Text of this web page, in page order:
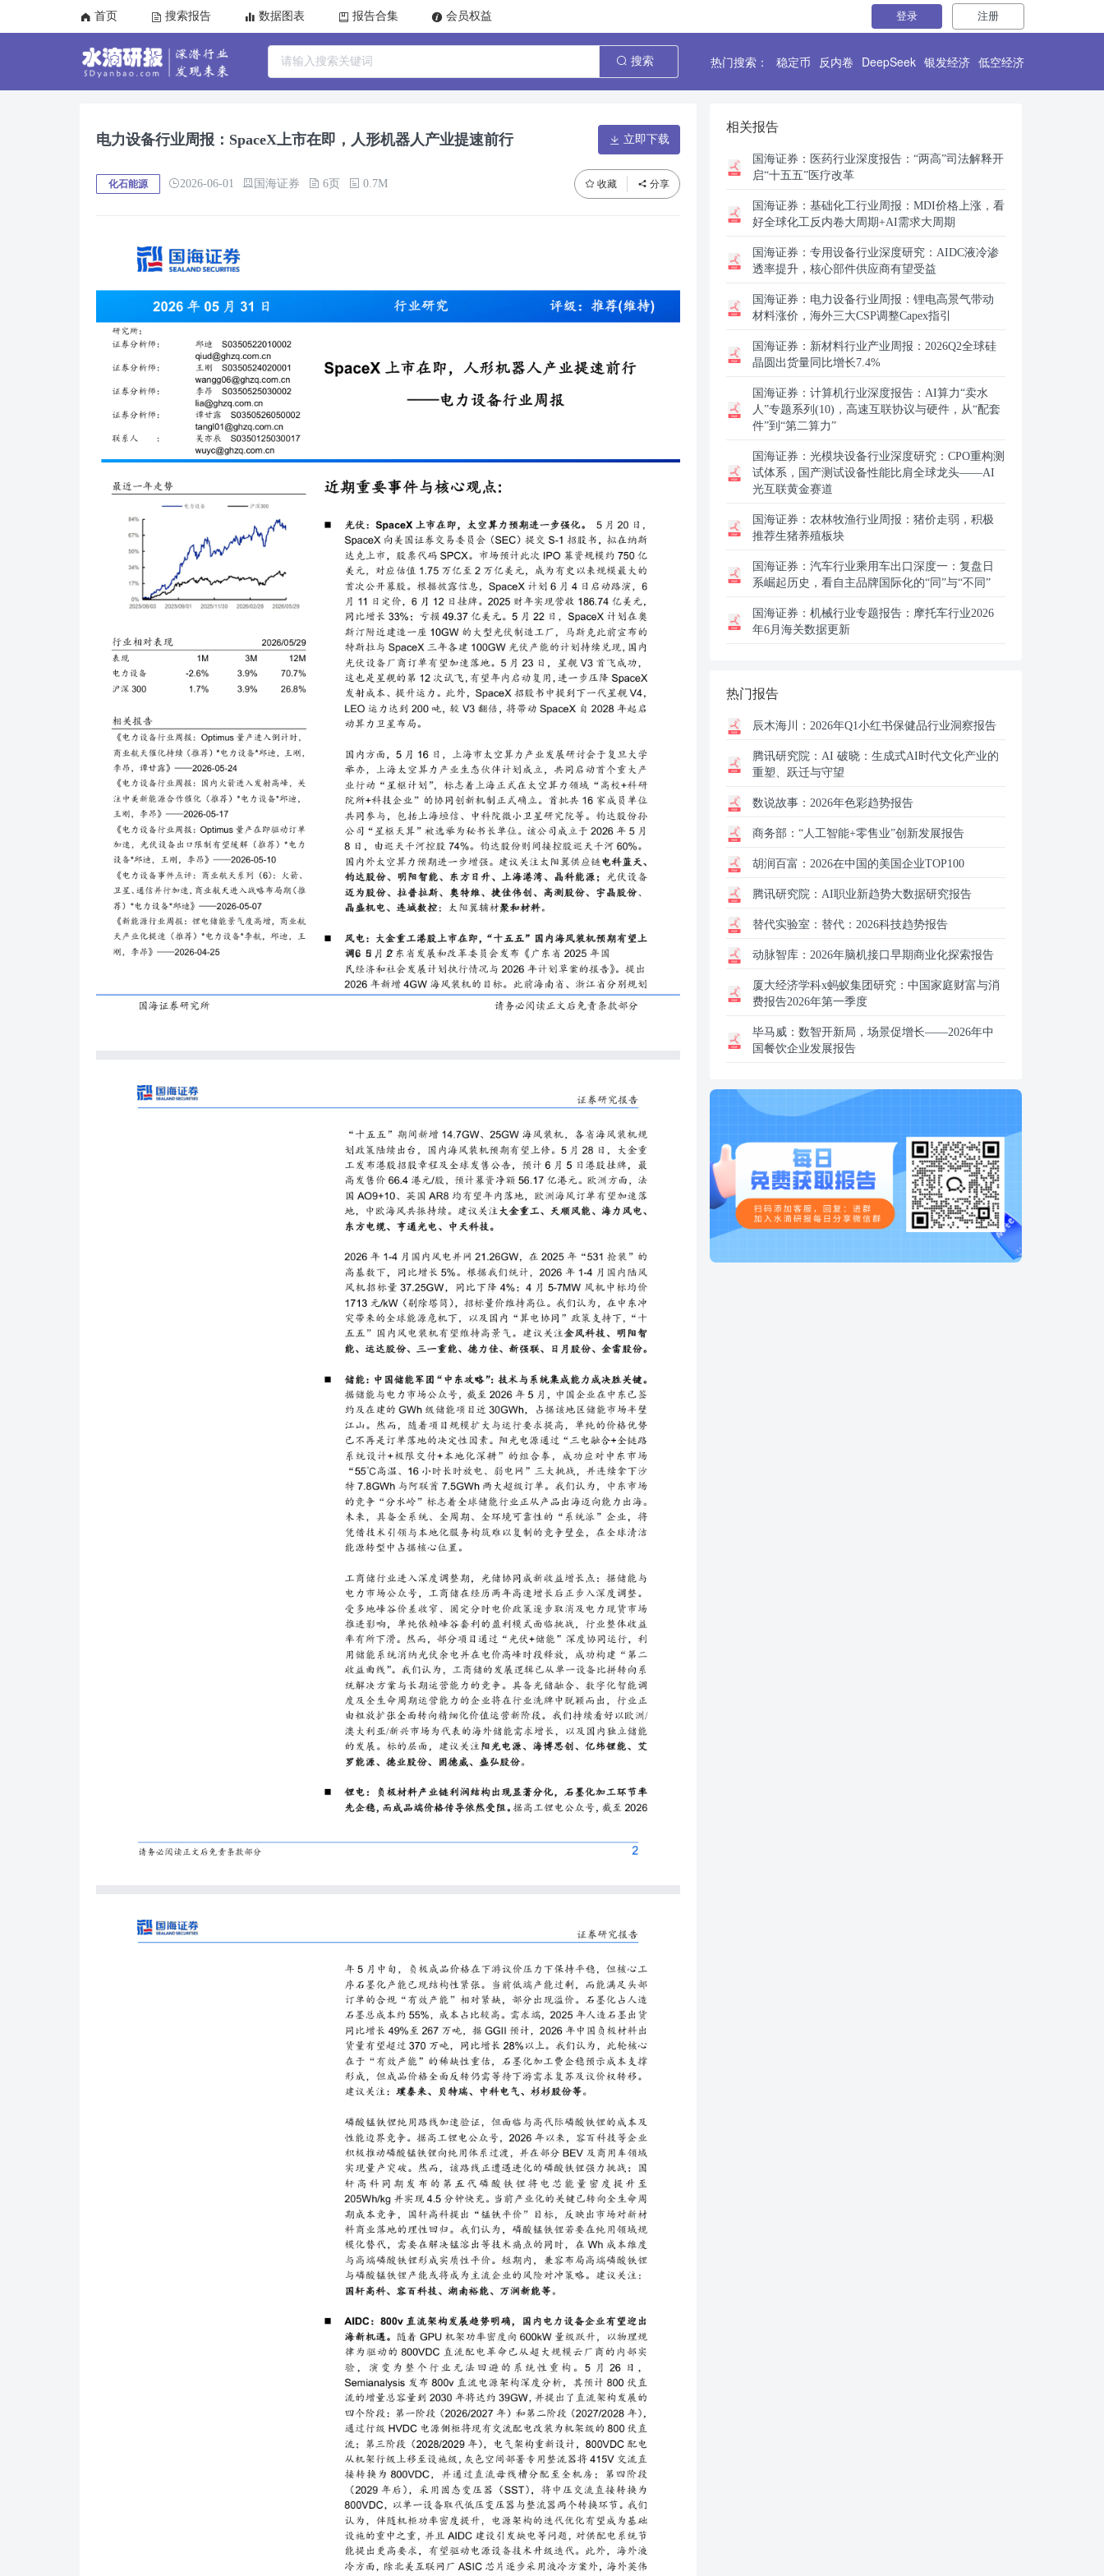
首页 搜索报告 数据图表 报告合集 会员权益 登录 注册
搜索 热门搜索： 稳定币 反内卷 DeepSeek 银发经济 低空经济
电力设备行业周报：SpaceX上市在即，人形机器人产业提速前行 立即下载
化石能源 2026-06-01 国海证券 6页 0.7M 收藏 分享
相关报告
国海证券： 医药行业深度报告：“两高”司法解释开
启“十五五”医疗改革
国海证券： 基础化工行业周报：MDI价格上涨，看
好全球化工反内卷大周期+AI需求大周期
国海证券： 专用设备行业深度研究：AIDC液冷渗
透率提升，核心部件供应商有望受益
国海证券： 电力设备行业周报：锂电高景气带动
材料涨价，海外三大CSP调整Capex指引
国海证券： 新材料行业产业周报：2026Q2全球硅
晶圆出货量同比增长7.4%
国海证券： 计算机行业深度报告：AI算力“卖水
人”专题系列(10)，高速互联协议与硬件，从“配套
件”到“第二算力”
国海证券： 光模块设备行业深度研究：CPO重构测
试体系，国产测试设备性能比肩全球龙头——AI
光互联黄金赛道
国海证券： 农林牧渔行业周报：猪价走弱，积极
推荐生猪养殖板块
国海证券： 汽车行业乘用车出口深度一：复盘日
系崛起历史，看自主品牌国际化的“同”与“不同”
国海证券： 机械行业专题报告：摩托车行业2026
年6月海关数据更新
热门报告
辰木海川： 2026年Q1小红书保健品行业洞察报告
腾讯研究院： AI 破晓：生成式AI时代文化产业的
重塑、跃迁与守望
数说故事： 2026年色彩趋势报告
商务部： “人工智能+零售业”创新发展报告
胡润百富： 2026在中国的美国企业TOP100
腾讯研究院： AI职业新趋势大数据研究报告
替代实验室： 替代：2026科技趋势报告
动脉智库： 2026年脑机接口早期商业化探索报告
厦大经济学科x蚂蚁集团研究： 中国家庭财富与消
费报告2026年第一季度
毕马威： 数智开新局，场景促增长——2026年中
国餐饮企业发展报告